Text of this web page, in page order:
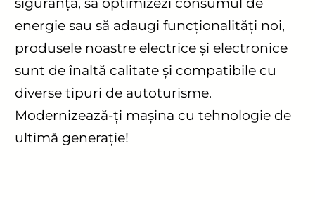
energie sau să adaugi funcționalități noi,
produsele noastre electrice și electronice
sunt de înaltă calitate și compatibile cu
diverse tipuri de autoturisme.
Modernizează-ți mașina cu tehnologie de
ultimă generație!